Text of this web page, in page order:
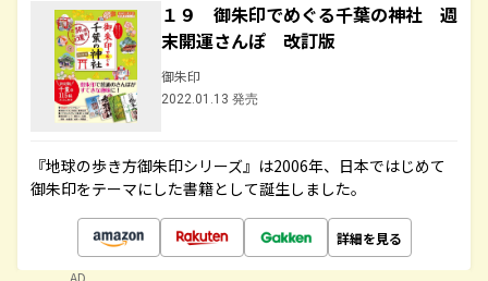
１９ 御朱印でめぐる千葉の神社 週
末開運さんぽ 改訂版
御朱印
2022.01.13 発売
『地球の歩き方御朱印シリーズ』は2006年、日本ではじめて
御朱印をテーマにした書籍として誕生しました。
詳細を見る
AD